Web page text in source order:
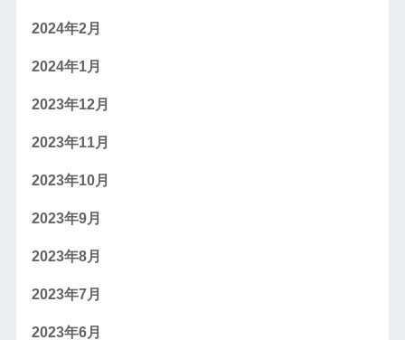
2024年2月
2024年1月
2023年12月
2023年11月
2023年10月
2023年9月
2023年8月
2023年7月
2023年6月